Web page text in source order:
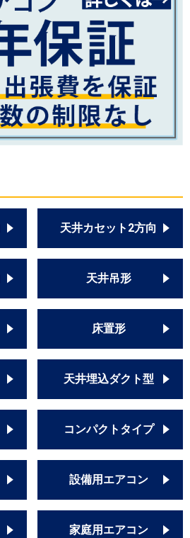
天井カセット2方向
天井吊形
床置形
天井埋込ダクト型
コンパクトタイプ
設備用エアコン
家庭用エアコン